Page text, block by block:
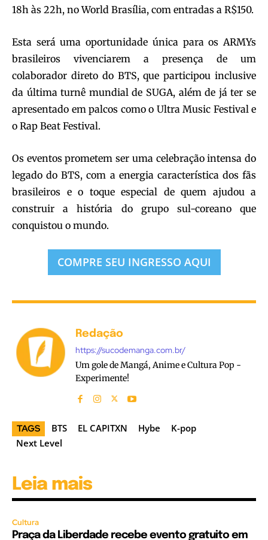
18h às 22h, no World Brasília, com entradas a R$150.
Esta será uma oportunidade única para os ARMYs
brasileiros vivenciarem a presença de um
colaborador direto do BTS, que participou inclusive
da última turnê mundial de SUGA, além de já ter se
apresentado em palcos como o Ultra Music Festival e
o Rap Beat Festival.
Os eventos prometem ser uma celebração intensa do
legado do BTS, com a energia característica dos fãs
brasileiros e o toque especial de quem ajudou a
construir a história do grupo sul-coreano que
conquistou o mundo.
COMPRE SEU INGRESSO AQUI
Redação
https://sucodemanga.com.br/
Um gole de Mangá, Anime e Cultura Pop -
Experimente!
TAGS BTS EL CAPITXN Hybe
K-pop
Next Level
Leia mais
Cultura
Praça da Liberdade recebe evento gratuito em